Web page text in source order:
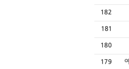
182
181
180
179